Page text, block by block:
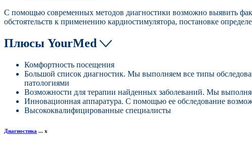
С помощью современных методов диагностики возможно выявить
обстоятельств к применению кардиостимулятора, постановке
Плюсы YourMed
Комфортность посещения
Большой список диагностик. Мы выполняем все типы
патологиями
Возможности для терапии найденных заболеваний. Мы
Инновационная аппаратура. С помощью ее обследование
Высококвалифицированные специалисты
Диагностика ... x